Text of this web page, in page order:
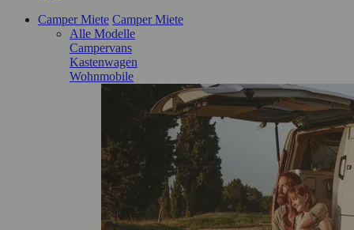
Camper Miete Camper Miete
Alle Modelle
Campervans
Kastenwagen
Wohnmobile